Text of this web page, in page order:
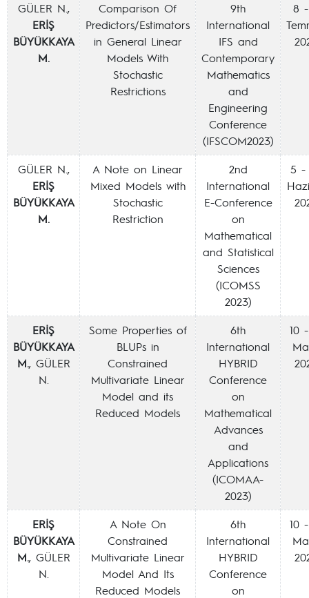
GÜLER N.,
ERİŞ
BÜYÜKKAYA
M.
Comparison Of
Predictors/Estimators
in General Linear
Models With
Stochastic
Restrictions
9th
International
IFS and
Contemporary
Mathematics
and
Engineering
Conference
(IFSCOM2023)
8 -
GÜLER N.,
ERİŞ
BÜYÜKKAYA
M.
A Note on Linear
Mixed Models with
Stochastic
Restriction
2nd
International
E-Conference
on
Mathematical
and Statistical
Sciences
(ICOMSS
2023)
5 -
ERİŞ
BÜYÜKKAYA
M., GÜLER
N.
Some Properties of
BLUPs in
Constrained
Multivariate Linear
Model and its
Reduced Models
6th
International
HYBRID
Conference
on
Mathematical
Advances
and
Applications
(ICOMAA-
2023)
10
ERİŞ
BÜYÜKKAYA
M., GÜLER
N.
A Note On
Constrained
Multivariate Linear
Model And Its
Reduced Models
6th
International
HYBRID
Conference
on
10